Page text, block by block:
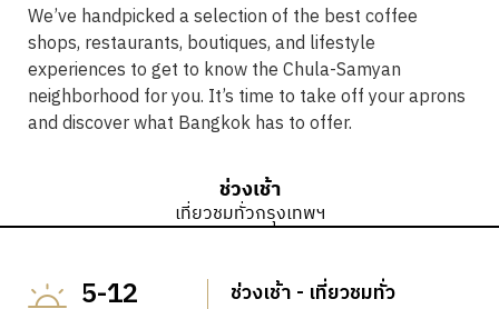
We’ve handpicked a selection of the best coffee
shops, restaurants, boutiques, and lifestyle
experiences to get to know the Chula-Samyan
neighborhood for you. It’s time to take off your aprons
and discover what Bangkok has to offer.
ช่วงเช้า
เที่ยวชมทั่วกรุงเทพฯ
5-12
ช่วงเช้า - เที่ยวชมทั่ว